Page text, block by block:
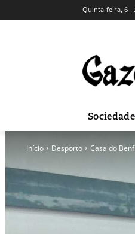
Quinta-feira, 6 _
Sociedade
Início Desporto Casa do